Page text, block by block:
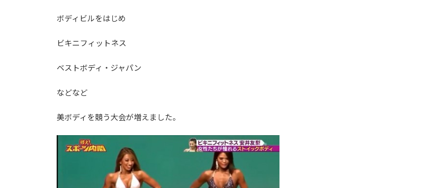
ボディビルをはじめ
ビキニフィットネス
ベストボディ・ジャパン
などなど
美ボディを競う大会が増えました。